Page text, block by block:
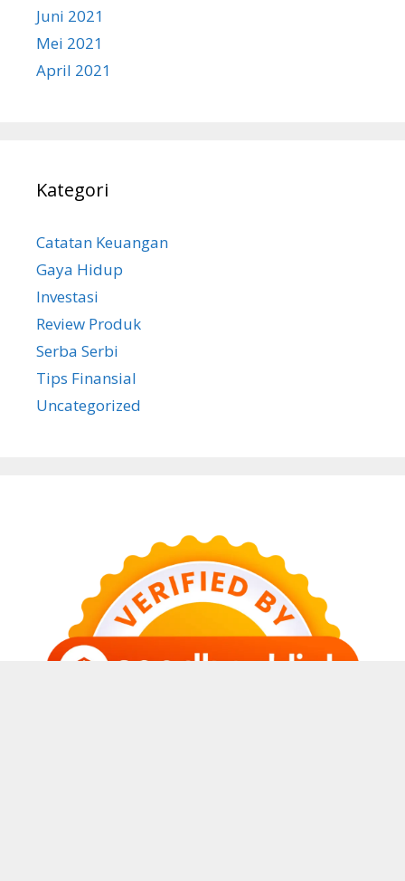
Juni 2021
Mei 2021
April 2021
Kategori
Catatan Keuangan
Gaya Hidup
Investasi
Review Produk
Serba Serbi
Tips Finansial
Uncategorized